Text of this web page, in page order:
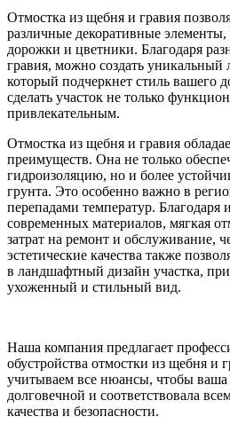
Отмостка из щебня и гравия
различные декоративные элементы,
дорожки и цветники. Благодаря
гравия, можно создать
который подчеркнет стиль вашего
сделать участок не только
привлекательным.
Отмостка из щебня и гравия
преимуществ. Она не только
гидроизоляцию, но и более
грунта. Это особенно важно в
перепадами температур. Благодаря
современных материалов, мягкая
затрат на ремонт и обслуживание,
эстетические качества также
в ландшафтный дизайн участка,
ухоженный и стильный вид.
Наша компания предлагает
обустройства отмостки из щебня и
учитываем все нюансы, чтобы ваша
долговечной и соответствовала
качества и безопасности.